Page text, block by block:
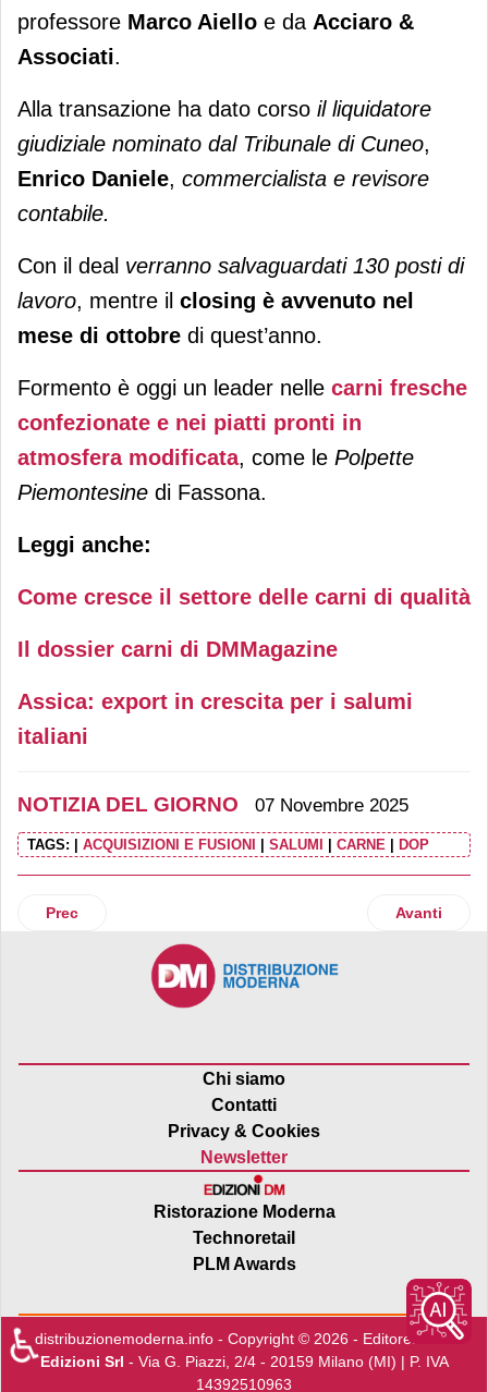
professore Marco Aiello e da Acciaro &
Associati.
Alla transazione ha dato corso il liquidatore
giudiziale nominato dal Tribunale di Cuneo,
Enrico Daniele, commercialista e revisore
contabile.
Con il deal verranno salvaguardati 130 posti di
lavoro, mentre il closing è avvenuto nel
mese di ottobre di quest’anno.
Formento è oggi un leader nelle carni fresche
confezionate e nei piatti pronti in
atmosfera modificata, come le Polpette
Piemontesine di Fassona.
Leggi anche:
Come cresce il settore delle carni di qualità
Il dossier carni di DMMagazine
Assica: export in crescita per i salumi
italiani
NOTIZIA DEL GIORNO 07 Novembre 2025
TAGS: ACQUISIZIONI E FUSIONI SALUMI CARNE DOP
Articolo precedente: Parma Promenade: Half Price, Mango
Prec Articolo
Avanti
Chi siamo
Contatti
Privacy & Cookies
Newsletter
Ristorazione Moderna
Technoretail
PLM Awards
distribuzionemoderna.info - Copyright © 2026 - Editore:Edra
Edizioni Srl - Via G. Piazzi, 2/4 - 20159 Milano (MI) | P. IVA
14392510963